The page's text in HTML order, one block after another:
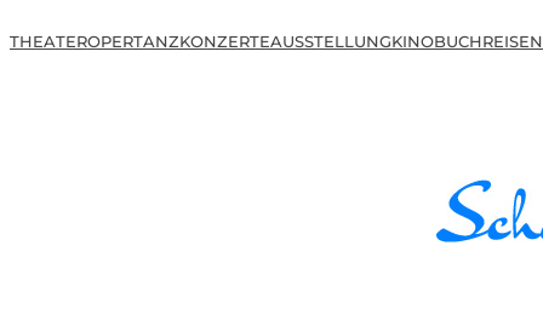
THEATEROPERTANZKONZERTEAUSSTELLUNGKINOBUCHREISEN